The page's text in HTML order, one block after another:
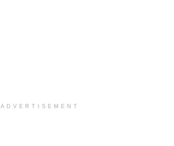
ADVERTISEMENT